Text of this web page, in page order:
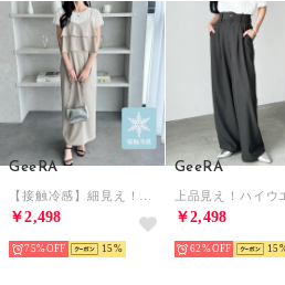
GeeRA
￥2,498
75% 15
GeeRA
￥2,498
62% 15